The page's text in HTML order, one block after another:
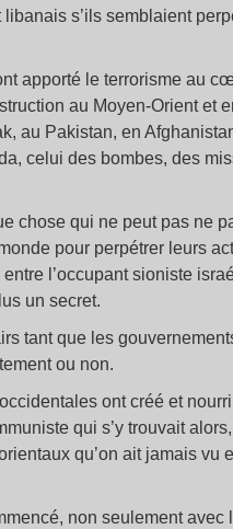
s’ils semblaient
apporté le terrorisme au
au Moyen-Orient et
au Pakistan, en
celui des bombes, des
chose qui ne peut pas ne
pour perpétrer leurs
l’occupant sioniste
un secret.
tant que les
ou non.
ont créé et
qui s’y trouvait
qu’on ait jamais vu
non seulement